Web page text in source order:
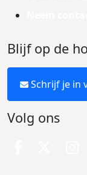
Blijf op de
Schrijf je in
Volg ons